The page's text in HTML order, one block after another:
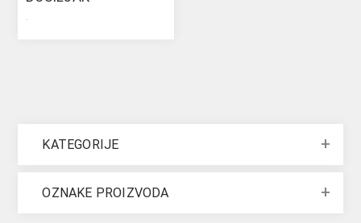
KATEGORIJE
OZNAKE PROIZVODA